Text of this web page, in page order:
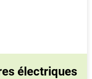
électriques